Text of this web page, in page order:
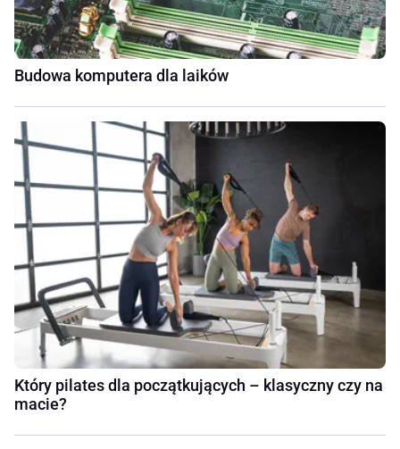
Budowa komputera dla laików
Który pilates dla początkujących – klasyczny czy na
macie?